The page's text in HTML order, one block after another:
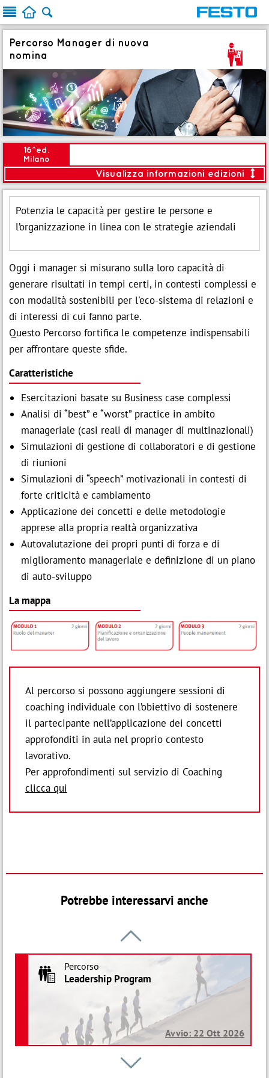
  
Potenzia le capacità per gestire le persone e
l’organizzazione in linea con le strategie aziendali
Oggi i manager si misurano sulla loro capacità di
generare risultati in tempi certi, in contesti complessi e
con modalità sostenibili per l'eco-sistema di relazioni e
di interessi di cui fanno parte.
Questo Percorso fortifica le competenze indispensabili
per affrontare queste sfide.
Caratteristiche
Esercitazioni basate su Business case complessi
Analisi di “best” e “worst” practice in ambito
manageriale (casi reali di manager di multinazionali)
Simulazioni di gestione di collaboratori e di gestione
di riunioni
Simulazioni di “speech” motivazionali in contesti di
forte criticità e cambiamento
Applicazione dei concetti e delle metodologie
apprese alla propria realtà organizzativa
Autovalutazione dei propri punti di forza e di
miglioramento manageriale e definizione di un piano
di auto-sviluppo
La mappa
Al percorso si possono aggiungere sessioni di
coaching individuale con l’obiettivo di sostenere
il partecipante nell’applicazione dei concetti
approfonditi in aula nel proprio contesto
lavorativo.
Per approfondimenti sul servizio di Coaching
clicca qui
Potrebbe interessarvi anche

R Percorso
Leadership Program
Avvio: 22 Ott 2026

16^ed.
Milano
Visualizza informazioni edizioni 
Modalità:Aula <
NUOVO PROGRAMMA
Avvio:13 Ott 2026
Durata:
Iscrizione entro: 06 Ott 2026
Iscriviti
Modulo d'iscrizioneIT
Assago (MI)
p
contatti@festo.com
cell +39 335 103 8822
Percorso Manager di nuova
nomina
3